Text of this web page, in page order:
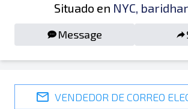
Situado en NYC,
Message
VENDEDOR DE CORREO